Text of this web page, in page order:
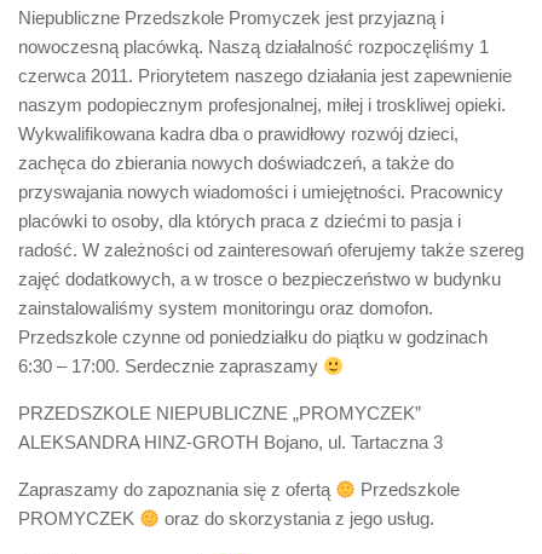
Niepubliczne Przedszkole Promyczek jest przyjazną i
nowoczesną placówką. Naszą działalność rozpoczęliśmy 1
czerwca 2011. Priorytetem naszego działania jest zapewnienie
naszym podopiecznym profesjonalnej, miłej i troskliwej opieki.
Wykwalifikowana kadra dba o prawidłowy rozwój dzieci,
zachęca do zbierania nowych doświadczeń, a także do
przyswajania nowych wiadomości i umiejętności. Pracownicy
placówki to osoby, dla których praca z dziećmi to pasja i
radość. W zależności od zainteresowań oferujemy także szereg
zajęć dodatkowych, a w trosce o bezpieczeństwo w budynku
zainstalowaliśmy system monitoringu oraz domofon.
Przedszkole czynne od poniedziałku do piątku w godzinach
6:30 – 17:00. Serdecznie zapraszamy
PRZEDSZKOLE NIEPUBLICZNE „PROMYCZEK”
ALEKSANDRA HINZ-GROTH Bojano, ul. Tartaczna 3
Zapraszamy do zapoznania się z ofertą
Przedszkole
PROMYCZEK
oraz do skorzystania z jego usług.